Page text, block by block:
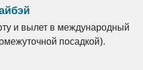
и вылет в международный
посадкой).